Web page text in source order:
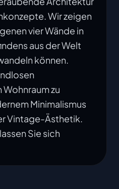
Wir zeigen
vier Wände in
aus der Welt
können.
zu
Minimalismus
Vintage-Ästhetik.
Sie sich